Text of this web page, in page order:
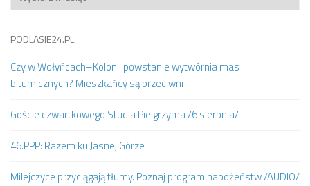
PODLASIE24.PL
Czy w Wołyńcach–Kolonii powstanie wytwórnia mas
bitumicznych? Mieszkańcy są przeciwni
Goście czwartkowego Studia Pielgrzyma /6 sierpnia/
46.PPP: Razem ku Jasnej Górze
Milejczyce przyciągają tłumy. Poznaj program nabożeństw /AUDIO/